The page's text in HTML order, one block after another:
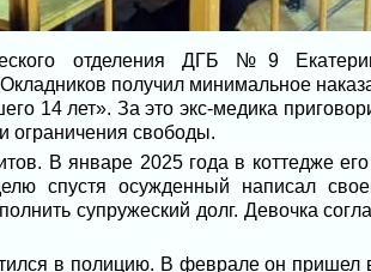
отделения ДГБ №9
получил минимальное
14 лет». За это экс-медика
ограничения свободы.
В январе 2025 года в коттедже
спустя осужденный написал
супружеский долг. Девочка
в полицию. В феврале он пришел